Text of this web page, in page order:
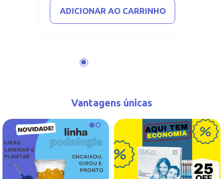
ADICIONAR AO CARRINHO
Vantagens únicas